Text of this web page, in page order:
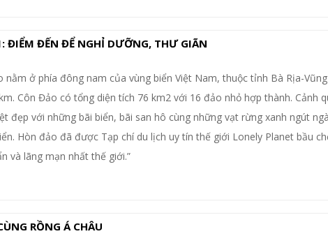
ĐIỂM ĐẾN ĐỂ NGHỈ DƯỠNG, THƯ GIÃN
nằm ở phía đông nam của vùng biển Việt Nam, thuộc tỉnh Bà Rịa-
Côn Đảo có tổng diện tích 76 km2 với 16 đảo nhỏ hợp thành. Cảnh
đẹp với những bãi biển, bãi san hô cùng những vạt rừng xanh ngút
Hòn đảo đã được Tạp chí du lịch uy tín thế giới Lonely Planet bầu
và lãng mạn nhất thế giới.”
RỒNG Á CHÂU